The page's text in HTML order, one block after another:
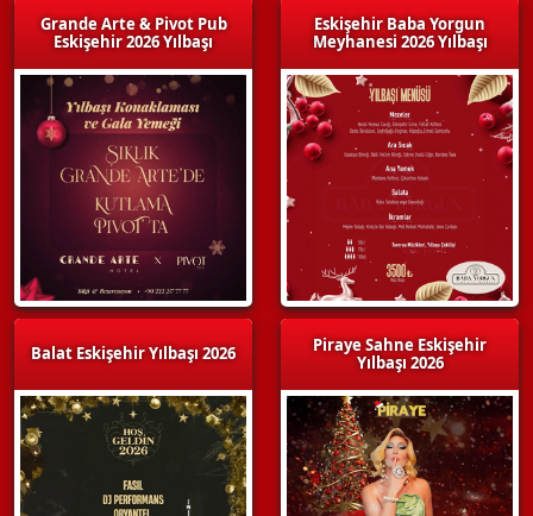
Grande Arte & Pivot Pub
Eskişehir 2026 Yılbaşı
Balat Eskişehir Yılbaşı 2026
Eskişehir Baba Yorgun
Meyhanesi 2026 Yılbaşı
Piraye Sahne Eskişehir
Yılbaşı 2026